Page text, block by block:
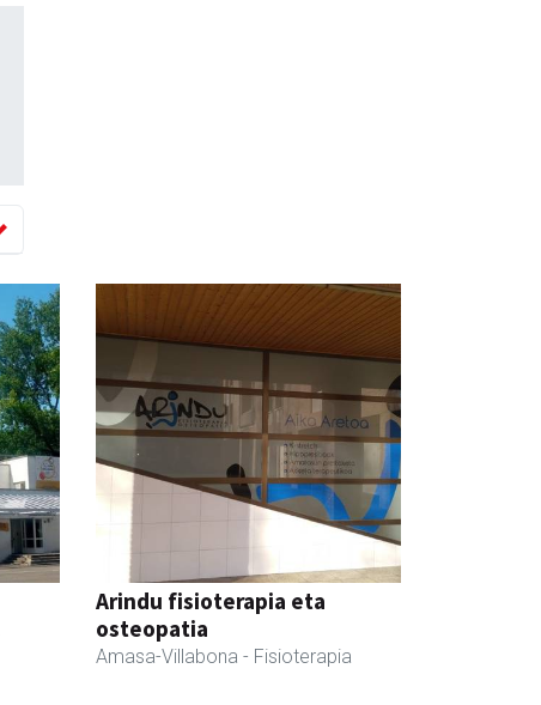
Arindu fisioterapia eta
osteopatia
Amasa-Villabona - Fisioterapia